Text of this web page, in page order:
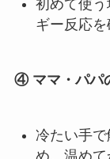
初めて使
ギー反応
④ ママ・パパ
冷たい手
め、温めて